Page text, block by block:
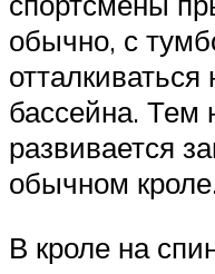
обычно, с
отталкиваться
бассейна. Тем
развивается
обычном
В кроле на